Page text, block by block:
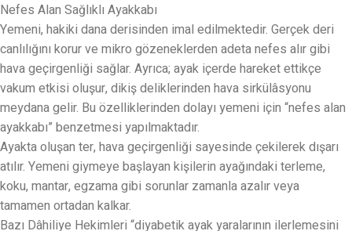
Nefes Alan Sağlıklı Ayakkabı
Yemeni, hakiki dana derisinden imal edilmektedir. Gerçek deri
canlılığını korur ve mikro gözeneklerden adeta nefes alır gibi
hava geçirgenliği sağlar. Ayrıca; ayak içerde hareket ettikçe
vakum etkisi oluşur, dikiş deliklerinden hava sirkülâsyonu
meydana gelir. Bu özelliklerinden dolayı yemeni için “nefes alan
ayakkabı” benzetmesi yapılmaktadır.
Ayakta oluşan ter, hava geçirgenliği sayesinde çekilerek dışarı
atılır. Yemeni giymeye başlayan kişilerin ayağındaki terleme,
koku, mantar, egzama gibi sorunlar zamanla azalır veya
tamamen ortadan kalkar.
Bazı Dâhiliye Hekimleri “diyabetik ayak yaralarının ilerlemesini